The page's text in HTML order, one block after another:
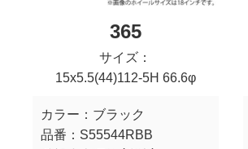
365
サイズ：
15x5.5(44)112-5H 66.6φ
カラー： ブラック
品番： S55544RBB